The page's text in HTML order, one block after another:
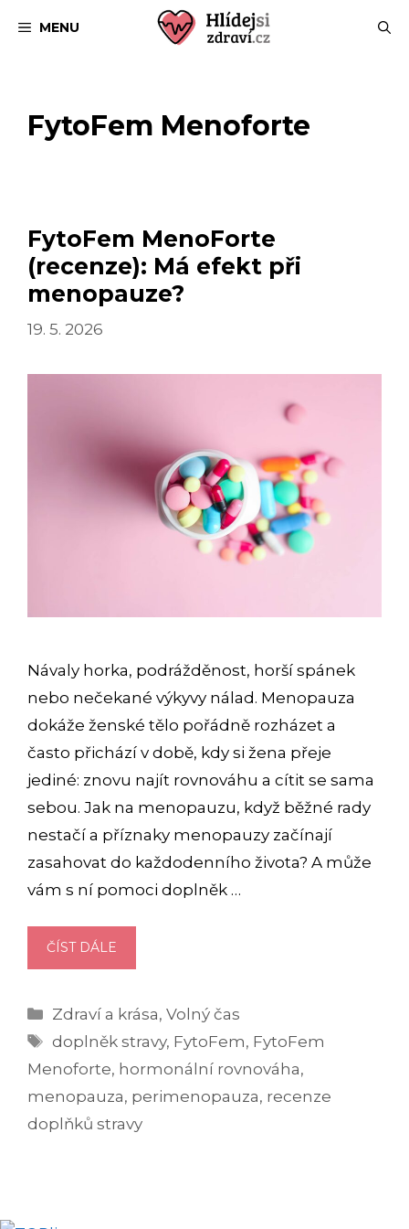
MENU
FytoFem Menoforte
FytoFem MenoForte
(recenze): Má efekt při
menopauze?
19. 5. 2026
Návaly horka, podrážděnost, horší spánek
nebo nečekané výkyvy nálad. Menopauza
dokáže ženské tělo pořádně rozházet a
často přichází v době, kdy si žena přeje
jediné: znovu najít rovnováhu a cítit se sama
sebou. Jak na menopauzu, když běžné rady
nestačí a příznaky menopauzy začínají
zasahovat do každodenního života? A může
vám s ní pomoci doplněk …
ČÍST DÁLE
MENOFORTE
MÁ
EFEKT
PŘI
Rubriky
Zdraví a krása,Volný čas
Štítky
doplněk stravy, FytoFem, FytoFem
Menoforte, hormonální rovnováha,
menopauza, perimenopauza, recenze
doplňků stravy